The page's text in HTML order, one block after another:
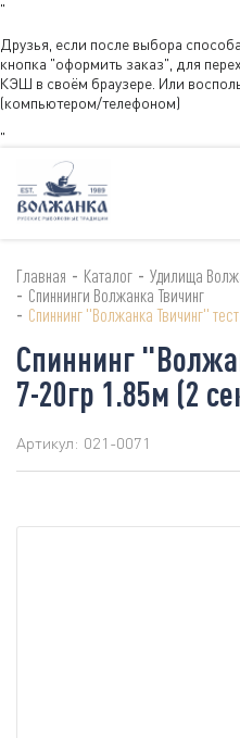
"
Друзья, если после выбора
кнопка "оформить заказ", для
КЭШ в своём браузере. Или
(компьютером/телефоном)
"
Главная - Каталог - Удилища
- Спиннинги Волжанка Твичинг
- Спиннинг "Волжанка Твичинг"
Спиннинг
7-20гр 1.85м (2
Артикул: 021-0071